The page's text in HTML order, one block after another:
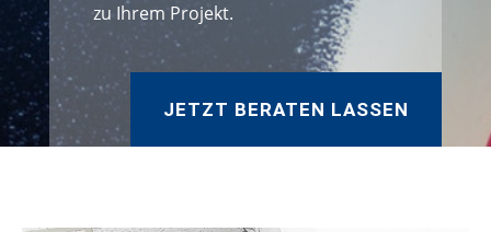
zu Ihrem Projekt.
JETZT BERATEN LASSEN